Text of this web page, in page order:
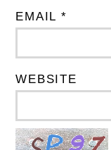
EMAIL *
WEBSITE